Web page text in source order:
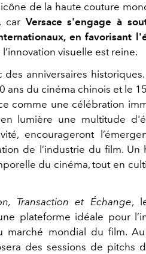
de la haute couture
car Versace s'engage à
en favorisant
visuelle est reine.
anniversaires
ans du cinéma chinois et le
comme une célébration
lumière une multitude
encourageront
de l’industrie du film. Un
du cinéma, tout en
Transaction et Échange,
plateforme idéale pour
marché mondial du film.
des sessions de pitchs